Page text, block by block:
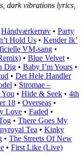
dark vibrations lyrics,
Håndværkerrøv • Party
Hold Us • Kender Ik’
VM-sang •
• Blue Velvet •
Dig • Baby I’m Yours •
• Det Hele Handler
• Stromae –
• Hide & Seek • 4th
18 • Overseas •
Love • Faded •
• There Goes My
Tea • Kinky
• The Streets Of New
• First Like (Live)